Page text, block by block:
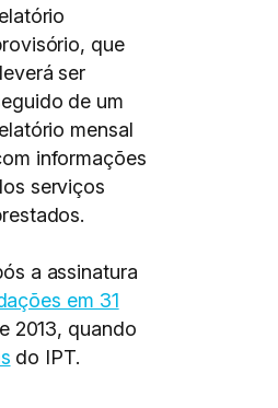
que
ser
de um
mensal
informações
serviços
a assinatura
em 31
2013, quando
do IPT.